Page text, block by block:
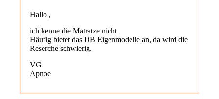
Hallo ,
ich kenne die Matratze nicht.
Häufig bietet das DB Eigenmodelle an, da wird die
Reserche schwierig.
VG
Apnoe